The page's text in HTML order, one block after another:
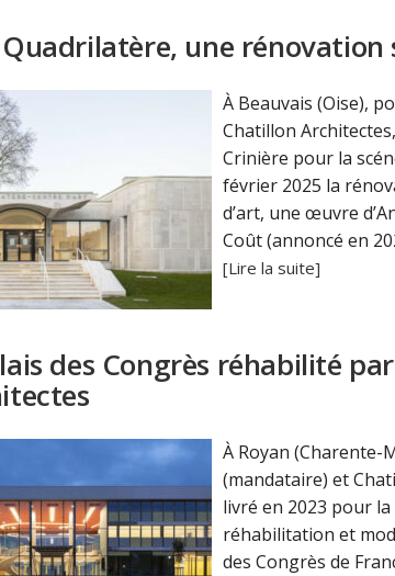
une rénovation
À Beauvais (Oise),
Chatillon
Crinière pour la
février 2025 la
d’art, une œuvre
Coût (annoncé en
[Lire la suite]
des Congrès réhabilité
À Royan (Charente-
(mandataire) et
livré en 2023 pour
réhabilitation et
des Congrès de